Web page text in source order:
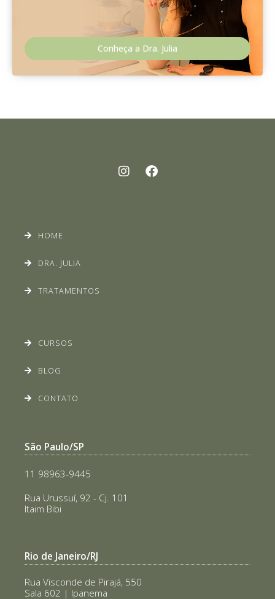
Conheça a Dra. Julia
HOME
DRA. JULIA
TRATAMENTOS
CURSOS
BLOG
CONTATO
São Paulo/SP
11 98963-9445
Rua Urussuí, 92 - Cj. 101
Itaim Bibi
Rio de Janeiro/RJ
Rua Visconde de Pirajá, 550
Sala 602 | Ipanema